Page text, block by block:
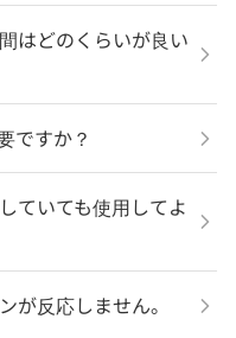
はどのくらいが良い
ですか？
ていても使用してよ
が反応しません。